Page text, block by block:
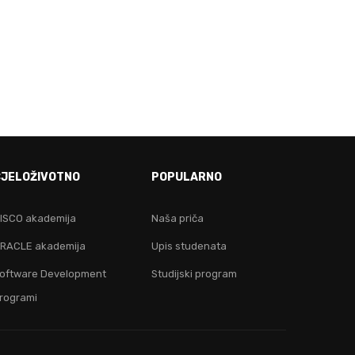
akademija
akademija
Development
POPULARNO
Naša priča
Upis studenata
Studijski program